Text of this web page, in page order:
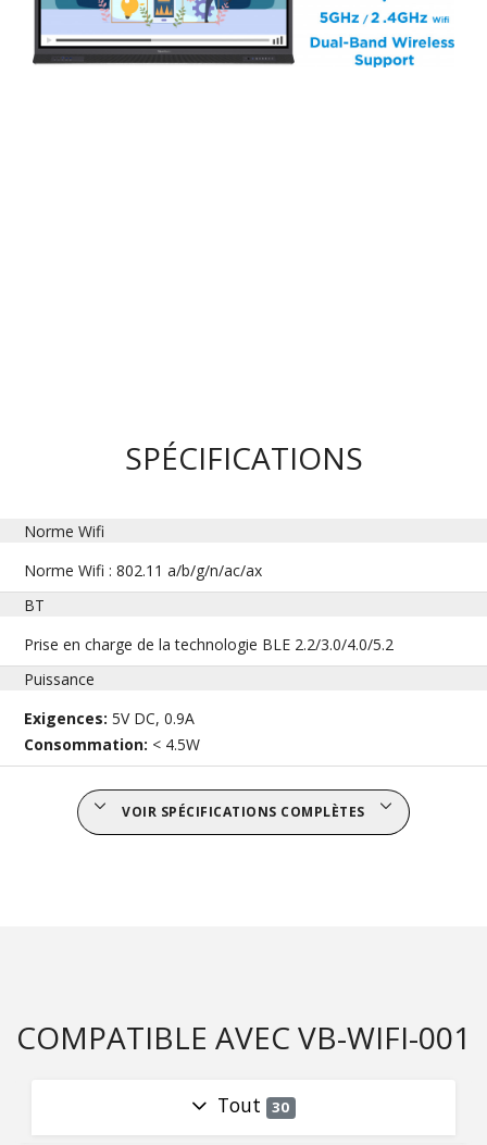
SPÉCIFICATIONS
Norme Wifi
Norme Wifi : 802.11 a/b/g/n/ac/ax
BT
Prise en charge de la technologie BLE 2.2/3.0/4.0/5.2
Puissance
Exigences:5V DC, 0.9A
Consommation: < 4.5W
VOIR SPÉCIFICATIONS COMPLÈTES
COMPATIBLE AVEC VB-WIFI-001
Tout 30